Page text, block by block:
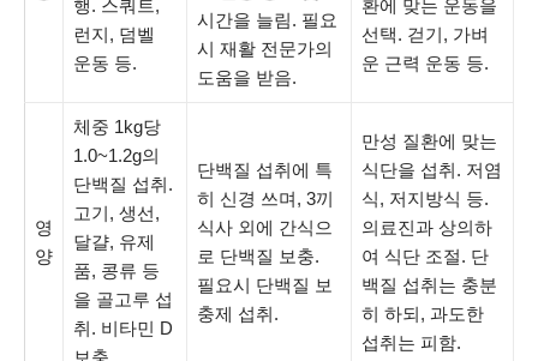
행. 스쿼트,
런지, 덤벨
운동 등.
시간을 늘림. 필요
시 재활 전문가의
도움을 받음.
환에 맞는 운동을
선택. 걷기, 가벼
운 근력 운동 등.
영
양
체중 1kg당
1.0~1.2g의
단백질 섭취.
고기, 생선,
달걀, 유제
품, 콩류 등
을 골고루 섭
취. 비타민 D
보충.
단백질 섭취에 특
히 신경 쓰며, 3끼
식사 외에 간식으
로 단백질 보충.
필요시 단백질 보
충제 섭취.
만성 질환에 맞는
식단을 섭취. 저염
식, 저지방식 등.
의료진과 상의하
여 식단 조절. 단
백질 섭취는 충분
히 하되, 과도한
섭취는 피함.